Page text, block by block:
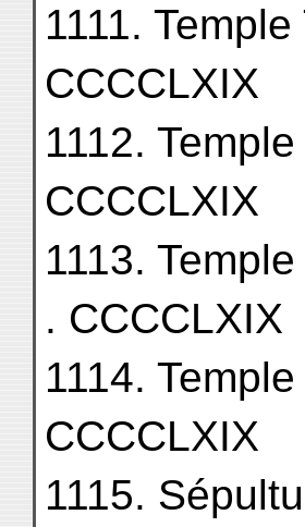
1111.
CCCCLXIX
1112.
CCCCLXIX
1113.
. CCCCLXIX
1114.
CCCCLXIX
1115.